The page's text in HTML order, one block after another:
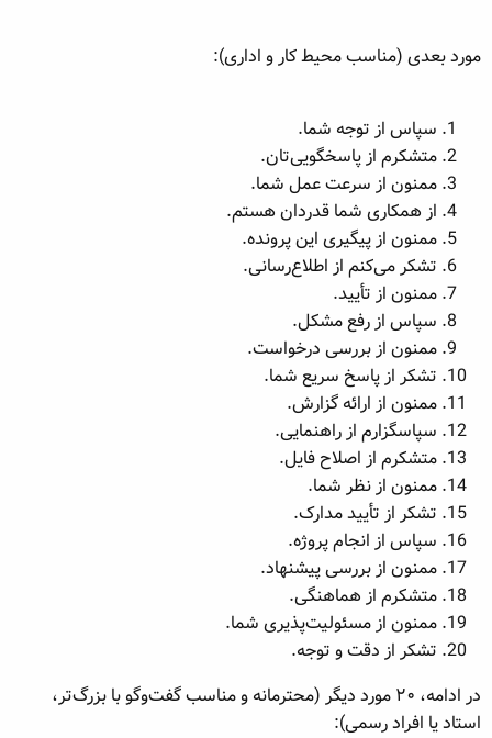
مورد بعدی (مناسب محیط کار و اداری):
سپاس از توجه شما.
متشکرم از پاسخگویی‌تان.
ممنون از سرعت عمل شما.
از همکاری شما قدردان هستم.
ممنون از پیگیری این پرونده.
تشکر می‌کنم از اطلاع‌رسانی.
ممنون از تأیید.
سپاس از رفع مشکل.
ممنون از بررسی درخواست.
تشکر از پاسخ سریع شما.
ممنون از ارائه گزارش.
سپاسگزارم از راهنمایی.
متشکرم از اصلاح فایل.
ممنون از نظر شما.
تشکر از تأیید مدارک.
سپاس از انجام پروژه.
ممنون از بررسی پیشنهاد.
متشکرم از هماهنگی.
ممنون از مسئولیت‌پذیری شما.
تشکر از دقت و توجه.
در ادامه، ۲۰ مورد دیگر (محترمانه و مناسب گفت‌وگو با بزرگ‌تر،
استاد یا افراد رسمی):